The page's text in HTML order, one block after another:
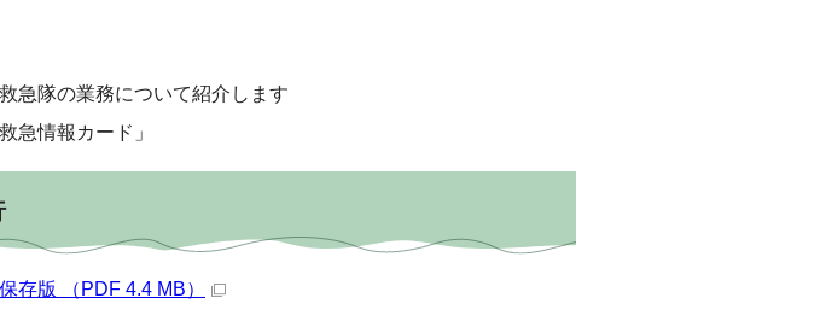
急隊の業務について紹介します
急情報カード」
存版 （PDF 4.4 MB）